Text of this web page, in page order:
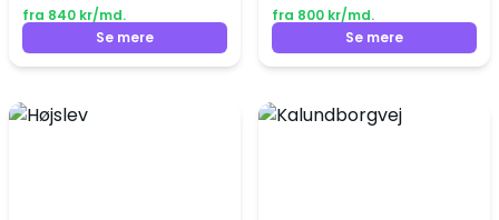
fra 840 kr/md.
Se mere
fra 800 kr/md.
Se mere